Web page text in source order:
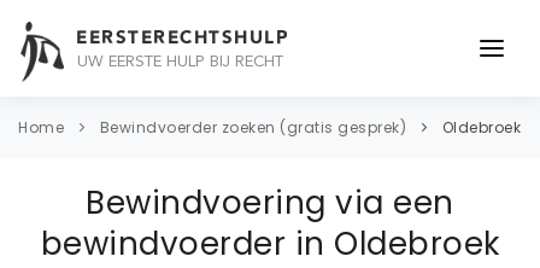
EERSTERECHTSHULP
UW EERSTE HULP BIJ RECHT
ONDERWERPEN
ADVOCAAT
Home Bewindvoerder zoeken (gratis gesprek) Oldebroek
Bewindvoering via een
bewindvoerder in Oldebroek